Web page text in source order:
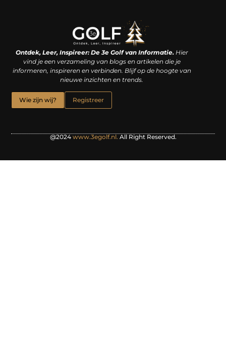
Ontdek, Leer, Inspireer: De 3e Golf van Informatie.Hier
vind je een verzameling van blogs en artikelen die je
informeren, inspireren en verbinden. Blijf op de hoogte van
nieuwe inzichten en trends.
Wie zijn wij? Registreer
@2024www.3egolf.nl.All Right Reserved.